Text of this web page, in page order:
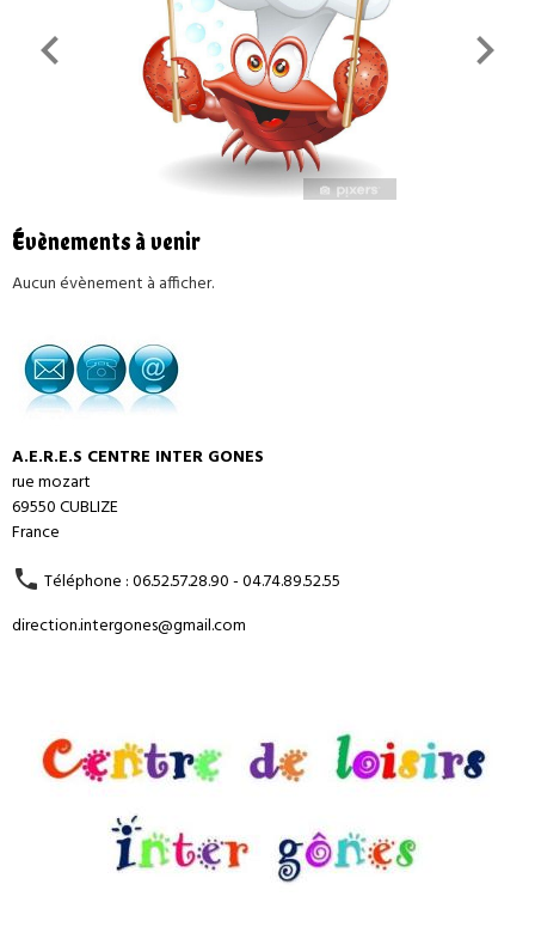
Évènements à venir
Aucun évènement à afficher.
A.E.R.E.S CENTRE INTER GONES
rue mozart
69550 CUBLIZE
France
Téléphone : 06.52.57.28.90 - 04.74.89.52.55
direction.intergones@gmail.com